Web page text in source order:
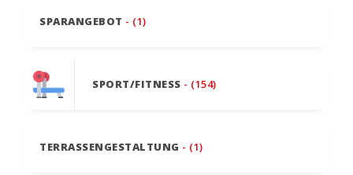
SPARANGEBOT - (1)
SPORT/FITNESS - (154)
TERRASSENGESTALTUNG - (1)